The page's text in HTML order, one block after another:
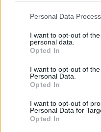
Personal Data
I want to opt-out of
personal data.
Opted In
I want to opt-out of
Personal Data.
Opted In
I want to opt-out of
Personal Data for
Opted In